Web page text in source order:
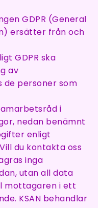
GDPR (General
ersätter från och
GDPR ska
av
de personer som
i
nedan benämnt
enligt
du kontakta oss
inga
utan all data
mottagaren i ett
KSAN behandlar